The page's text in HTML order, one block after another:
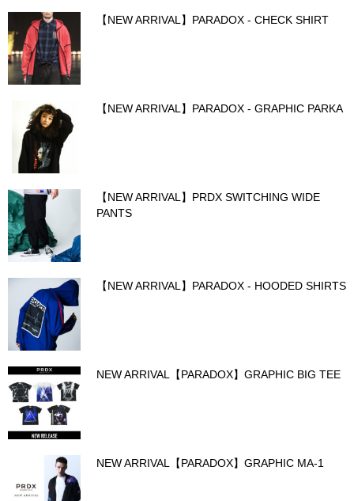
【NEW ARRIVAL】PARADOX - CHECK SHIRT
【NEW ARRIVAL】PARADOX - GRAPHIC PARKA
【NEW ARRIVAL】PRDX SWITCHING WIDE
PANTS
【NEW ARRIVAL】PARADOX - HOODED SHIRTS
NEW ARRIVAL【PARADOX】GRAPHIC BIG TEE
NEW ARRIVAL【PARADOX】GRAPHIC MA-1